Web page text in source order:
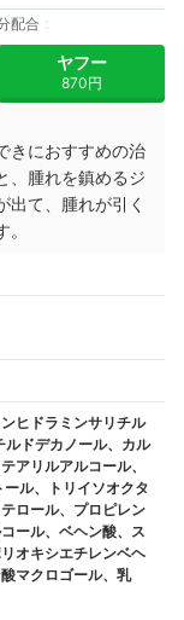
配合
ヤフー
870円
きにおすすめの治
、腫れを鎮めるジ
出て、腫れが引く
ヒドラミンサリチル
ドデカノール、カル
アリルアルコール、
ル、トリイソオクタ
ロール、プロピレン
ール、ベヘン酸、ス
オキシエチレンベヘ
マクロゴール、乳